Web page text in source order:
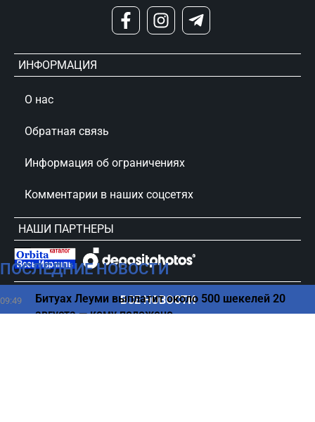
ПОСЛЕДНИЕ НОВОСТИ
09:49
Битуах Леуми выплатит около 500 шекелей 20
августа — кому положено
ВСЕ НОВОСТИ
ИНФОРМАЦИЯ
О нас
Обратная связь
Информация об ограничениях
Комментарии в наших соцсетях
НАШИ ПАРТНЕРЫ
сursorinfo.co.il © Все права защищены